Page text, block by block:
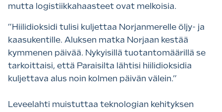
mutta logistiikkahaasteet ovat melkoisia.
”Hiilidioksidi tulisi kuljettaa Norjanmerelle öljy- ja
kaasukentille. Aluksen matka Norjaan kestää
kymmenen päivää. Nykyisillä tuotantomäärillä se
tarkoittaisi, että Paraisilta lähtisi hiilidioksidia
kuljettava alus noin kolmen päivän välein.”
Leveelahti muistuttaa teknologian kehityksen